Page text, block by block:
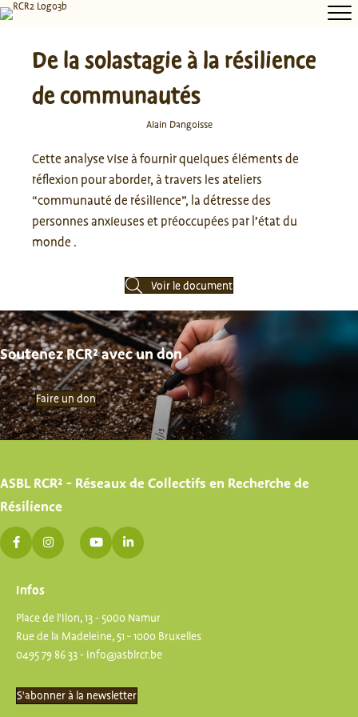
De la solastagie à la résilience
de communautés
Alain Dangoisse
Cette analyse vise à fournir quelques éléments de
réflexion pour aborder, à travers les ateliers
“communauté de résilience”, la détresse des
personnes anxieuses et préoccupées par l’état du
monde .
Voir le document
Soutenez RCR² avec un don
Faire un don
ASBL RCR² - Réseaux de Collectifs en Recherche de
Résilience
Infos
Place de l'Ilon, 13 - 5000 Namur
Rue de la Madeleine, 51 - 1000 Bruxelles
0495 79 86 33 - info@asblrcr.be
S'abonner à la newsletter